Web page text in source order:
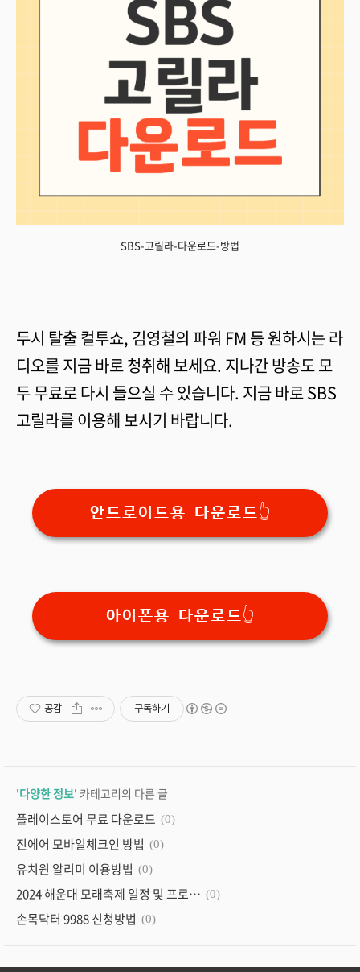
SBS-고릴라-다운로드-방법
두시 탈출 컬투쇼, 김영철의 파워 FM 등 원하시는 라
디오를 지금 바로 청취해 보세요. 지나간 방송도 모
두 무료로 다시 들으실 수 있습니다. 지금 바로 SBS
고릴라를 이용해 보시기 바랍니다.
안드로이드용 다운로드👆
아이폰용 다운로드👆
공감 구독하기
'다양한 정보' 카테고리의 다른 글
플레이스토어 무료 다운로드 (0)
진에어 모바일체크인 방법 (0)
유치원 알리미 이용방법 (0)
2024 해운대 모래축제 일정 및 프로그램 (0)
손목닥터 9988 신청방법 (0)